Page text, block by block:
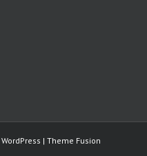
WordPress | Theme Fusion